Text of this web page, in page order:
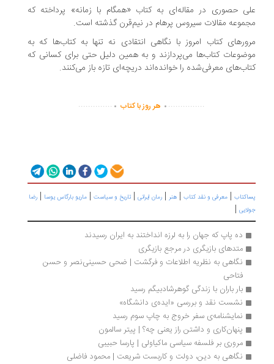
علی حصوری در مقاله‌ای به کتاب «همگام با زمانه» پرداخته که
مجموعه مقالات سیروس پرهام در نیم‌قرن گذشته است.
مرور‌های کتاب امروز با نگاهی انتقادی نه‌ تنها به کتاب‌ها که به
موضوعات کتاب‌ها می‌‌پردازند و به همین دلیل حتی برای کسانی که
کتاب‌های معرفی‌شده را خوانده‌اند دریچه‌ای تازه باز می‌کنند.
...............
. هر روز با کتاب .
..............
پساکتاب | معرفی و نقد کتاب | هنر | رمان ایرانی | تاریخ و سیاست | ماریو بارگاس یوسا | رضا
جولایی |
ده پاپ که جهان را به لرزه انداختند به ایران رسیدند
متدهای بازیگری در مرجع بازیگری
فتاحی
بار باران با زندگی گوهرشادبیگم رسید
نشست نقد و بررسی «ایده‌‌ی دانشگاه»
نمایشنامه‌ی سفر خروج به چاپ سوم رسید
پنهان‌کاری و داشتن راز یعنی چه؟ | پیتر سالمون
مروری بر فلسفه سیاسی ماکیاولی | پارسا حبیبی
نگاهی به دین، دولت و کاربست شریعت | محمود فاضلی